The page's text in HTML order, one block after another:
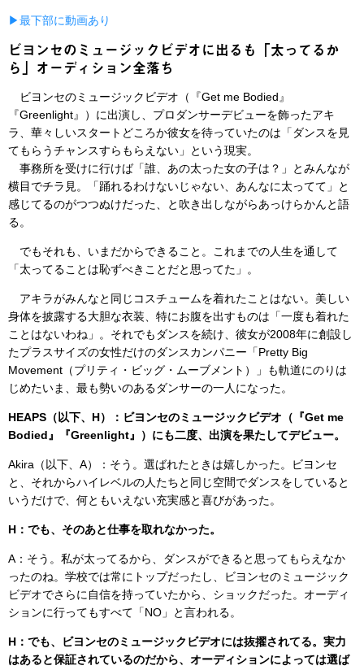
▶︎最下部に動画あり
ビヨンセのミュージックビデオに出るも「太ってるか
ら」オーディション全落ち
ビヨンセのミュージックビデオ（『Get me Bodied』
『Greenlight』）に出演し、プロダンサーデビューを飾ったアキ
ラ、華々しいスタートどころか彼女を待っていたのは「ダンスを見
てもらうチャンスすらもらえない」という現実。
事務所を受けに行けば「誰、あの太った女の子は？」とみんなが
横目でチラ見。「踊れるわけないじゃない、あんなに太ってて」と
感じてるのがつつぬけだった、と吹き出しながらあっけらかんと語
る。
でもそれも、いまだからできること。これまでの人生を通して
「太ってることは恥ずべきことだと思ってた」。
アキラがみんなと同じコスチュームを着れたことはない。美しい
身体を披露する大胆な衣装、特にお腹を出すものは「一度も着れた
ことはないわね」。それでもダンスを続け、彼女が2008年に創設し
たプラスサイズの女性だけのダンスカンパニー「Pretty Big
Movement（プリティ・ビッグ・ムーブメント）」も軌道にのりは
じめたいま、最も勢いのあるダンサーの一人になった。
HEAPS（以下、H）：ビヨンセのミュージックビデオ（『Get me
Bodied』『Greenlight』）にも二度、出演を果たしてデビュー。
Akira（以下、A）：そう。選ばれたときは嬉しかった。ビヨンセ
と、それからハイレベルの人たちと同じ空間でダンスをしていると
いうだけで、何ともいえない充実感と喜びがあった。
H：でも、そのあと仕事を取れなかった。
A：そう。私が太ってるから、ダンスができると思ってもらえなか
ったのね。学校では常にトップだったし、ビヨンセのミュージック
ビデオでさらに自信を持っていたから、ショックだった。オーディ
ションに行ってもすべて「NO」と言われる。
H：でも、ビヨンセのミュージックビデオには抜擢されてる。実力
はあると保証されているのだから、オーディションによっては選ば